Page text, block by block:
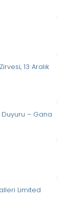
13 Aralık
Duyuru – Gana
Limited